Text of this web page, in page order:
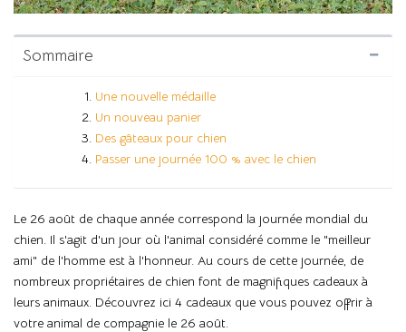
Sommaire
Une nouvelle médaille
Un nouveau panier
Des gâteaux pour chien
Passer une journée 100 % avec le chien
Le 26 août de chaque année correspond la journée mondial du
chien. Il s'agit d'un jour où l'animal considéré comme le "meilleur
ami" de l'homme est à l'honneur. Au cours de cette journée, de
nombreux propriétaires de chien font de magnifiques cadeaux à
leurs animaux. Découvrez ici 4 cadeaux que vous pouvez offrir à
votre animal de compagnie le 26 août.